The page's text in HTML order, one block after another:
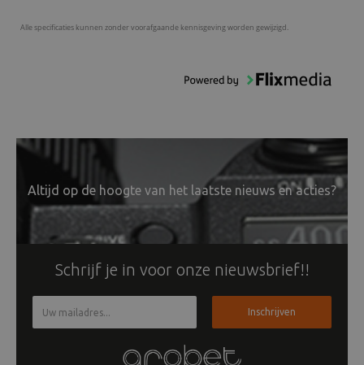
Alle specificaties kunnen zonder voorafgaande kennisgeving worden gewijzigd.
Altijd op de hoogte van het laatste nieuws en acties?
Schrijf je in voor onze nieuwsbrief!!
Inschrijven